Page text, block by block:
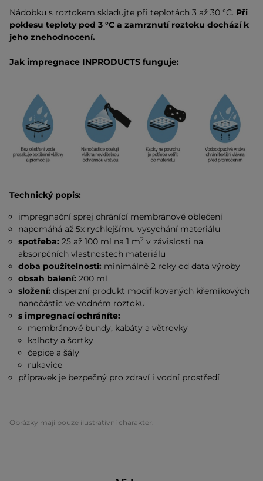
Nádobku s roztokem skladujte při teplotách 3 až 30 °C. Při
poklesu teploty pod 3 °C a zamrznutí roztoku dochází k
jeho znehodnocení.
Jak impregnace INPRODUCTS funguje:
Technický popis:
impregnační sprej chránící membránové oblečení
napomáhá až 5x rychlejšímu vysychání materiálu
spotřeba:25 až 100 ml na 1 m2 v závislosti na
absorpčních vlastnostech materiálu
doba použitelnosti: minimálně 2 roky od data výroby
obsah balení: 200 ml
složení:disperzní produkt modifikovaných křemíkových
nanočástic ve vodném roztoku
s impregnací ochráníte:
membránové bundy, kabáty a větrovky
kalhoty a šortky
čepice a šály
rukavice
přípravek je bezpečný pro zdraví i vodní prostředí
Obrázky mají pouze ilustrativní charakter.